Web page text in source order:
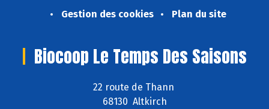
Gestion des cookies
Plan du site
Biocoop Le Temps Des Saisons
22 route de Thann
68130 Altkirch